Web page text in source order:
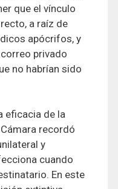
que el vínculo
a raíz de
apócrifos, y
privado
no habrían sido
eficacia de la
recordó
y
cuando
En este